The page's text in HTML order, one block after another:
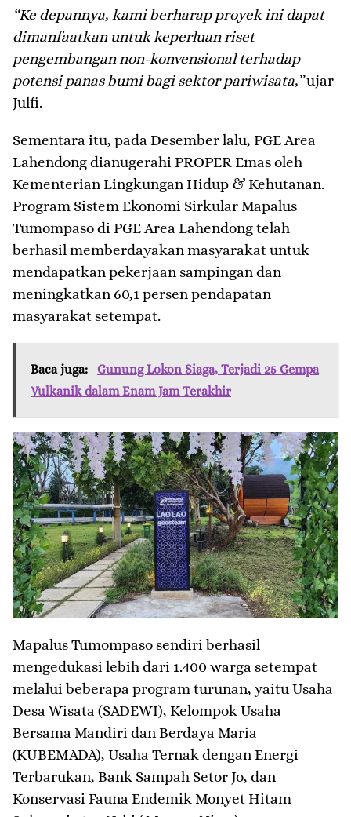
“Ke depannya, kami berharap proyek ini dapat
dimanfaatkan untuk keperluan riset
pengembangan non-konvensional terhadap
potensi panas bumi bagi sektor pariwisata,”ujar
Julfi.
Sementara itu, pada Desember lalu, PGE Area
Lahendong dianugerahi PROPER Emas oleh
Kementerian Lingkungan Hidup & Kehutanan.
Program Sistem Ekonomi Sirkular Mapalus
Tumompaso di PGE Area Lahendong telah
berhasil memberdayakan masyarakat untuk
mendapatkan pekerjaan sampingan dan
meningkatkan 60,1 persen pendapatan
masyarakat setempat.
Baca juga:
Gunung Lokon Siaga, Terjadi 25 Gempa
Vulkanik dalam Enam Jam Terakhir
Mapalus Tumompaso sendiri berhasil
mengedukasi lebih dari 1.400 warga setempat
melalui beberapa program turunan, yaitu Usaha
Desa Wisata (SADEWI), Kelompok Usaha
Bersama Mandiri dan Berdaya Maria
(KUBEMADA), Usaha Ternak dengan Energi
Terbarukan, Bank Sampah Setor Jo, dan
Konservasi Fauna Endemik Monyet Hitam